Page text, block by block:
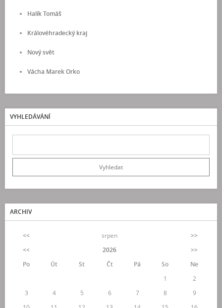
Halík Tomáš
Královéhradecký kraj
Nový svět
Vácha Marek Orko
VYHLEDÁVÁNÍ
ARCHIV
<< srpen
>>
<<
2026
>>
Po
Út St Čt Pá So
Ne
1
2
3
4 5 6 7 8
9